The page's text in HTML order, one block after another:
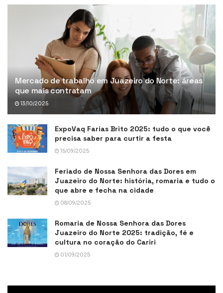
Mercado de trabalho em Juazeiro do Norte: áreas
que mais contratam
13/10/2025
ExpoVaq Farias Brito 2025: tudo o que você
precisa saber para curtir a festa
15/09/2025
Feriado de Nossa Senhora das Dores em
Juazeiro do Norte: história, romaria e tudo o
que abre e fecha na cidade
08/09/2025
Romaria de Nossa Senhora das Dores
Juazeiro do Norte 2025: tradição, fé e
cultura no coração do Cariri
01/09/2025